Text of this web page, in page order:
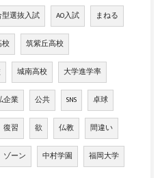
選抜入試 AO入試 まねる
校 筑紫丘高校
城南高校 大学進学率
企業 公共 SNS 卓球
復習 欲 仏教 間違い
ゾーン 中村学園 福岡大学